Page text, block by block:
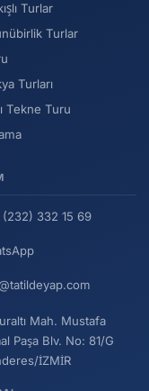
ilk adımını
Size en
iletişime
Turlar
Turlar
Turları
Tekne Turu
332 15 69
Mah. Mustafa
Paşa Blv. No: 81/G
İZMİR